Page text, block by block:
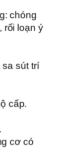
chóng
rối loạn ý
sa sút trí
cấp.
cơ có